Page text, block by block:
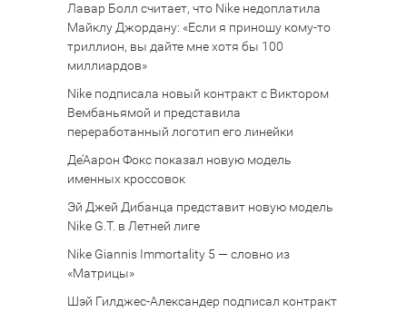
Лавар Болл считает, что Nike недоплатила
Майклу Джордану: «Если я приношу кому-то
триллион, вы дайте мне хотя бы 100
миллиардов»
Nike подписала новый контракт с Виктором
Вембаньямой и представила
переработанный логотип его линейки
Де’Аарон Фокс показал новую модель
именных кроссовок
Эй Джей Дибанца представит новую модель
Nike G.T. в Летней лиге
Nike Giannis Immortality 5 — словно из
«Матрицы»
Шэй Гилджес-Александер подписал контракт